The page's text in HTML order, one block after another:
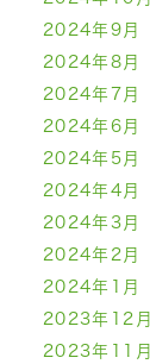
2024年9月
2024年8月
2024年7月
2024年6月
2024年5月
2024年4月
2024年3月
2024年2月
2024年1月
2023年12月
2023年11月